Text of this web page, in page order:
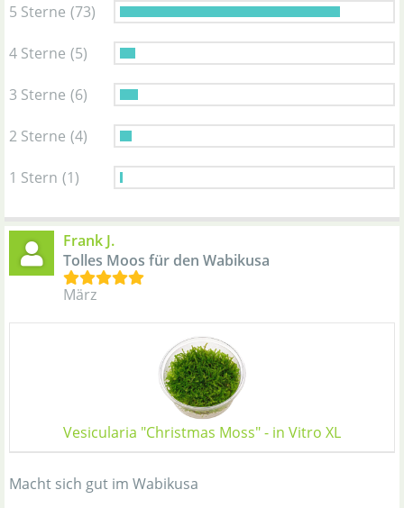
5 Sterne (73)
4 Sterne (5)
3 Sterne (6)
2 Sterne (4)
1 Stern (1)
Frank J.
Tolles Moos für den Wabikusa
März
Vesicularia "Christmas Moss" - in Vitro XL
Macht sich gut im Wabikusa